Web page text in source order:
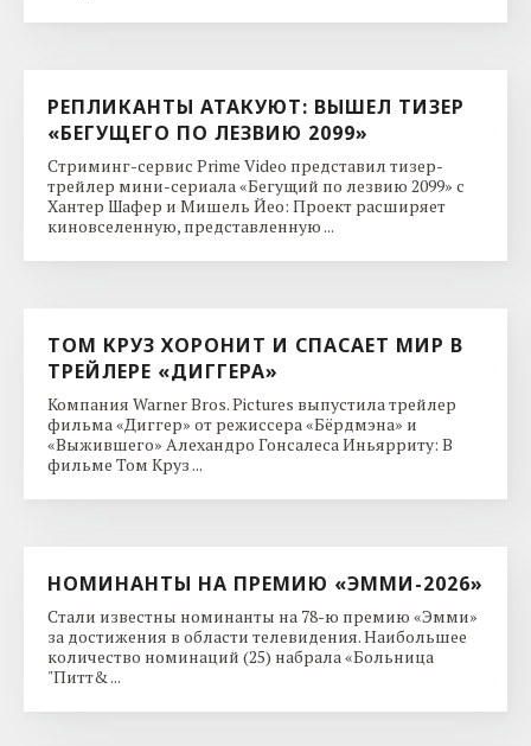
РЕПЛИКАНТЫ АТАКУЮТ: ВЫШЕЛ ТИЗЕР
«БЕГУЩЕГО ПО ЛЕЗВИЮ 2099»
Стриминг-сервис Prime Video представил тизер-
трейлер мини-сериала «Бегущий по лезвию 2099» с
Хантер Шафер и Мишель Йео: Проект расширяет
киновселенную, представленную ...
ТОМ КРУЗ ХОРОНИТ И СПАСАЕТ МИР В
ТРЕЙЛЕРЕ «ДИГГЕРА»
Компания Warner Bros. Pictures выпустила трейлер
фильма «Диггер» от режиссера «Бёрдмэна» и
«Выжившего» Алехандро Гонсалеса Иньярриту: В
фильме Том Круз ...
НОМИНАНТЫ НА ПРЕМИЮ «ЭММИ-2026»
Стали известны номинанты на 78-ю премию «Эмми»
за достижения в области телевидения. Наибольшее
количество номинаций (25) набрала «Больница
"Питт& ...